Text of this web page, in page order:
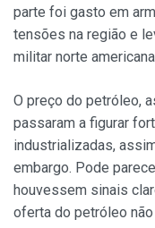
parte foi gasto em
tensões na região e
militar norte
O preço do petróleo,
passaram a figurar
industrializadas,
embargo. Pode
houvessem sinais
oferta do petróleo